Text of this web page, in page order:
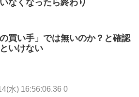
なくなったら終わり
買い手」では無いのか？と確認
いけない
水) 16:56:06.36 0